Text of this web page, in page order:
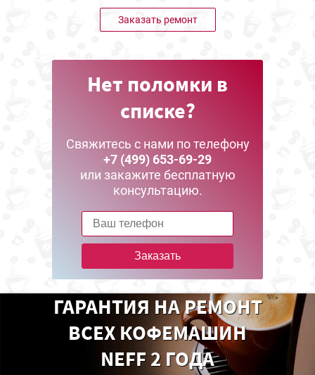
Заказать ремонт
Нет поломки в
списке?
Свяжитесь с нами по телефону
+7 (499) 653-69-29
или закажите бесплатную
консультацию.
Заказать
ГАРАНТИЯ НА РЕМОНТ
ВСЕХ КОФЕМАШИН
NEFF 2 ГОДА